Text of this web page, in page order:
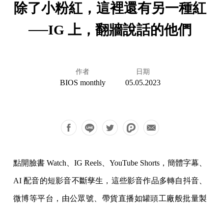
除了小粉紅，這裡還有另一種紅
──IG 上，翻牆說話的他們
作者
BIOS monthly
日期
05.05.2023
點開臉書 Watch、IG Reels、YouTube Shorts，簡體字幕、
AI 配音的短影音不斷孳生，這些影音作品多轉自抖音、
微博等平台，由公眾號、帶貨直播如罐頭工廠般批量製